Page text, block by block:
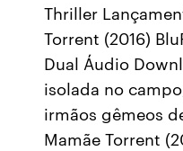
Thriller
Torrent (2016)
Dual Áudio
isolada no
irmãos gêmeos
Mamãe Torrent